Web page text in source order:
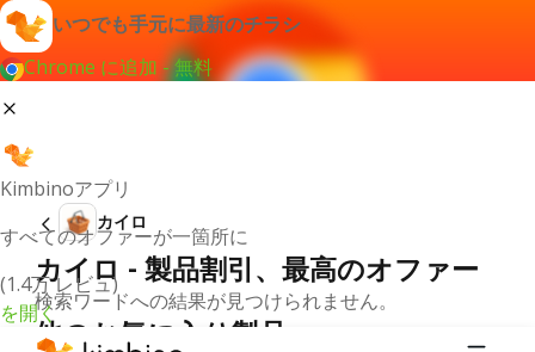
いつでも手元に最新のチラシ
Chrome に追加 - 無料
Kimbinoアプリ
すべてのオファーが一箇所に
(1.4万 レビュ)
を開く
カイロ
カイロ - 製品割引、最高のオファー
検索ワードへの結果が見つけられません。
他のお気に入り製品